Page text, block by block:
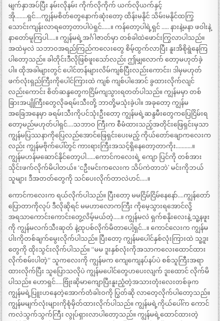
မျက်နှာအပ်ပြီး နမ်းလိုနမ်း ကိုက်လိုကိုက် ယက်လိုယက်နှင့်
အို……..ရှင်….ကျွန်မစိတ်တွေနောက်ဆုံးတော့ ထိန်းမနိုင် သိမ်းမနိုင်ထကြွ
သောင်းကျန်းလာရတော့တာပါပဲရှင်……။ ကန်တော့ပါရဲ့ရှင် ….. နားနဲ့မနာ ဖဝါးနဲ့
နာတော်မူကြပါ…..။ ကျွန်မရဲ့အင်္ဂါဇာတ်မှာ တစ်ခါထဲဖောင်းကြွလာပါသည်။
အထဲမှလဲ သဘာဝအရည်ကြည်ကလေးတွေ စိမ့်ထွက်လာပြီး နူးအိစိုရွဲနေကြ
ပါတော့သည်။ ခါတိုင်းဒီလိုဖြစ်ဖူးသော်လည်း ဤမျှလောက် တော့မဟုတ်ခဲ့
ပါ။ ထိုအခါများတွင် ပေါင်တန်များလိမ်ကျစ်ပြီးလည်းကောင်း၊ ဒါမှမဟုတ်
ဖက်လုံးရှည်ကြီးကိုပေါင်ကြားထဲ ကျစ် ကျစ်ပါအောင် ခွထားလိုက်လျင်
လည်းကောင်း စိတ်ဆန္ဒတွေကငြိမ်ကျသွားရတတ်ပါသည်။ ကျွန်မမှာ တစ်
ခြားအပျိုကြီးတွေလိုခရမ်းသီးတို့ ဘာတို့မသုံးခဲ့ပါ။ အခုတော့ ကျွန်မ
အခြေအနေမှာ ခရမ်းသီးကိုပင်သုံးဦးတော့ ကျွန်မရဲ့ဆန္ဒမီးတွေကပြေငြိမ်းရ
တော့မည်မဟုတ်ပါရှင်….သဘာဝ ကြီးက စီမံထားသည့်အတိုင်းဖြေရှင်းမှသာ
ကျွန်မပြဿနာကိုပြေလည်အောင်ဖြေရှင်းပေးမည့် ကိုယ်တော်ချောကလေးက
လည်း ကျွန်မဗိုက်ပေါ်တွင် ကားရားကြီးအသင့်ရှိနေတော့တာကိုး………..။
ကျွန်မဟန်မဆောင်နိုင်တော့ပါ……ကောင်ကလေးရဲ့ ကျော ပြင်ကို တစ်အား
သိုင်းဖက်လိုက်မိပါတယ်။ ‘ငဦးမင်းကလေးက သိပ်ကဲတာဘဲ’ မင်းကိုဘယ်
သူများ ဒီအတတ်တွေကို သင်ပေးလိုက်တာလဲဟင်…..။
ကောင်ကလေးက ရယ်လိုက်ပါသည်။ ပြီးတော့ မမငြိမ်ငြိမ်နေနော်….ကျွန်တော်
ပြောတာကိုလုပ် ဒီလိုဆိုရင် မမဟာလောကကြီး ကိုမေ့သွားရအောင်လို့
အရသာကောင်းကောင်းတွေ့လိမ့်မယ်တဲ့…..။ ကျွန်မလဲ ရှက်စနိုးလေးနဲ့ သူ့နဖူး
ကို ကျွန်မလက်သီးဆုတ် နဲ့ထုပစ်လိုက်မိတာပေါ့ရှင်…။ ကောင်လေးက ကျွန်မ
ပါးကိုတစ်ချက်မွေးလိုက်ပါသည်။ ပြီးတော့ ကျွန်မပေါင်နှစ်လုံးကြားထဲ သူ့ဒူး
တွေကို ထိုးသွင်းလိုက်ပါသည်။ “မမ ဒူးနှစ်လုံးကိုအသာကလေးထောင်ထား
လိုက်စမ်းပါတဲ့“ သူကလေးကို ကျွန်မက ကျေကျေနပ်နပ်ပဲ စစ်သူကြီးအရာ
ထားလိုက်ပြီး သူပြောသလိုပဲ ကျွန်မပေါင်တွေဟပေးလျက် ဒူးထောင် လိုက်မိ
ပါသည်။ ဟောရှင်…..ဗြုံးဆိုမာကျောပြီးနူးညံ့တဲ့အသားတုံးလေးတစ်ခုက
ကျွန်မရဲ့ပြူးဟနေတဲ့အောက်တံခါးဝကို ပြွတ်ဆို လာတေ့လိုက်ပါတော့သည်။
ကျွန်မမျက်လုံးများကိုစုံမှိတ်ထားလိုက်ပါသည်။ ကျွန်မရဲ့ကိုယ်ပေါ်က ကောင်
ကလဲသွက်သွက်ကြီး လွုပ်ရှားလာပါတော့သည်။ ကျွန်မရဲ့ထောင်ထားတဲ့